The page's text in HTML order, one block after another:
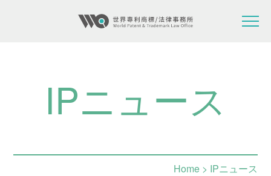
IPニュース
Home> IPニュース